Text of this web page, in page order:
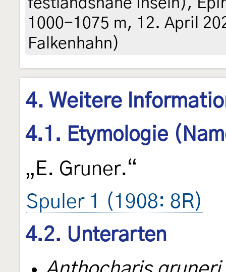
1000-1075 m, 12. April
Falkenhahn)
4. Weitere
4.1. Etymologie
„E. Gruner.“
Spuler 1 (1908: 8R)
4.2. Unterarten